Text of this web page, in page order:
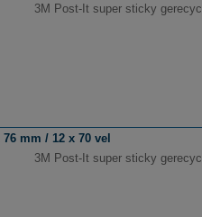
3M Post-It super sticky
mm / 12 x 70 vel
3M Post-It super sticky